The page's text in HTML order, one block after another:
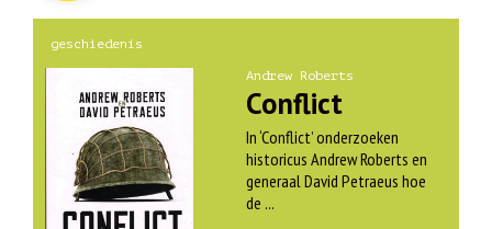
geschiedenis
Andrew Roberts
Conflict
In ‘Conflict’ onderzoeken
historicus Andrew Roberts en
generaal David Petraeus hoe
de ...